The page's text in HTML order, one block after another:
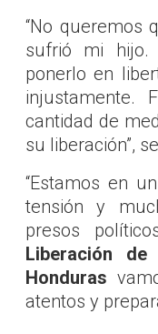
“No queremos
sufrió mi hijo.
ponerlo en
injustamente.
cantidad de
su liberación”,
“Estamos en
tensión y
presos
Liberación
Honduras
atentos y